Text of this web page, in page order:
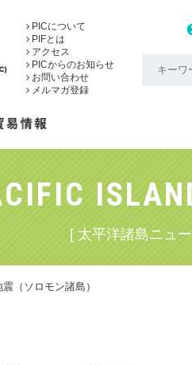
PICについて
PIFとは
アクセス
PICからのお知らせ
お問い合わせ
メルマガ登録
[ 太平洋諸島ニュ
（ソロモン諸島）